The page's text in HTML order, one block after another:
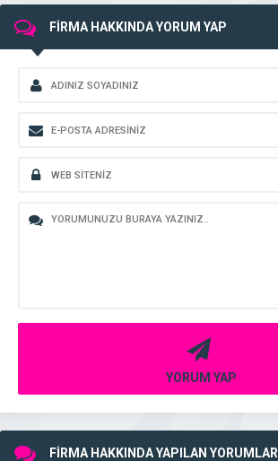
FİRMA HAKKINDA YORUM YAP
YORUM YAP
FİRMA HAKKINDA YAPILAN YORUMLAR